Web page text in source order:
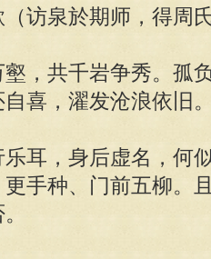
（访泉於期师，得周
壑，共千岩争秀。孤
自喜，濯发沧浪依旧
乐耳，身后虚名，何
更手种、门前五柳。